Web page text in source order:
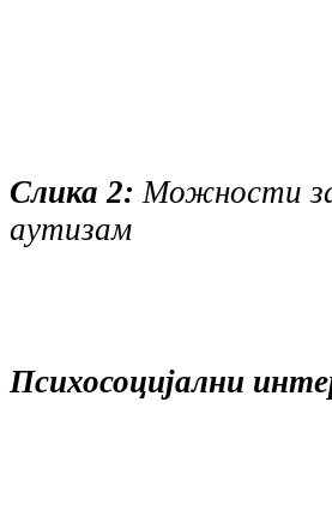
Слика 2:Можности
аутизам
Психосоцијални